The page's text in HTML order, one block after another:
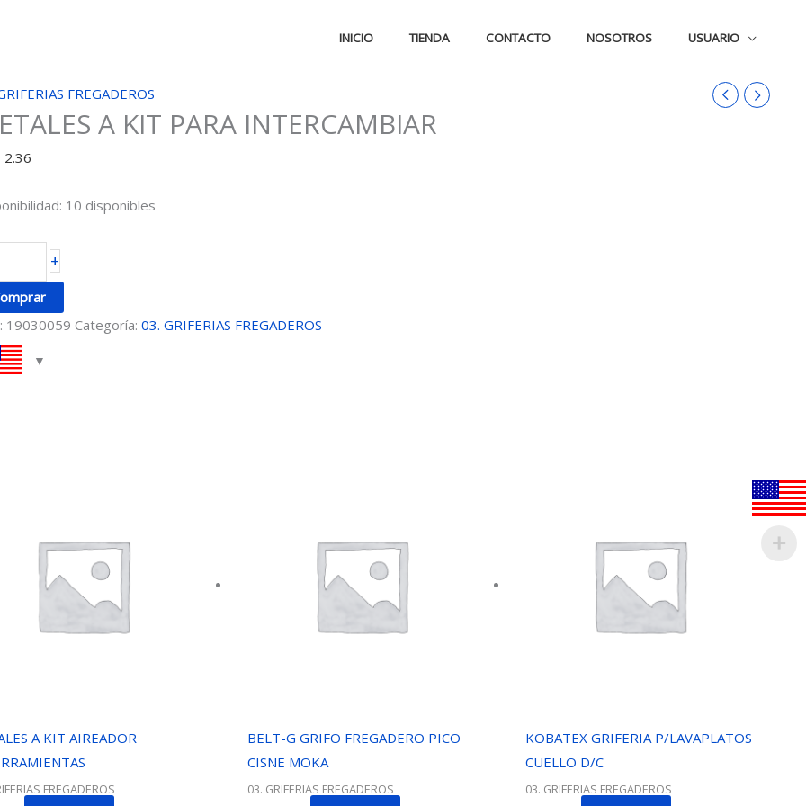
INICIO TIENDA CONTACTO NOSOTROS USUARIO
FREGADEROS
A KIT PARA INTERCAMBIAR
2.36
10 disponibles
+
19030059 Categoría:03. GRIFERIAS FREGADEROS
A KIT AIREADOR
FREGADEROS
BELT-G GRIFO FREGADERO PICO
CISNE MOKA
03. GRIFERIAS FREGADEROS
KOBATEX GRIFERIA P/LAVAPLATOS
CUELLO D/C
03. GRIFERIAS FREGADEROS